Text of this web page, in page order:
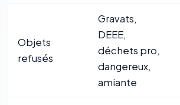
Objets
refusés
Gravats,
DEEE,
déchets pro,
dangereux,
amiante